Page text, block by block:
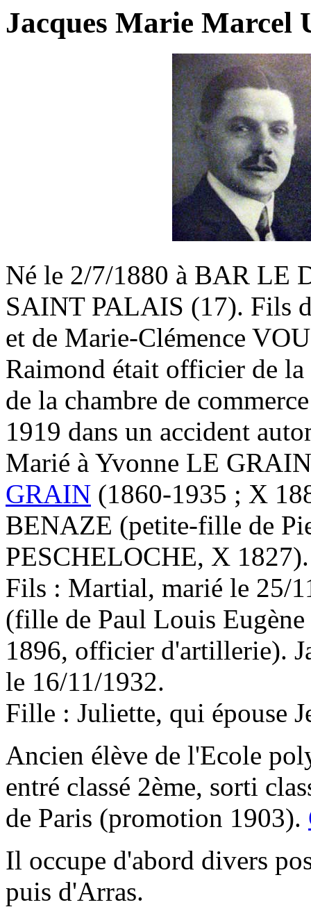
Jacques Marie Marcel
Né le 2/7/1880 à BAR LE
SAINT PALAIS (17). Fils
et de Marie-Clémence
Raimond était officier de
de la chambre de
1919 dans un accident
Marié à Yvonne LE
GRAIN (1860-1935 ; X
BENAZE (petite-fille de
PESCHELOCHE, X 1827).
Fils : Martial, marié le 25/
(fille de Paul Louis
1896, officier d'artillerie).
le 16/11/1932.
Fille : Juliette, qui épouse
Ancien élève de l'Ecole
entré classé 2ème, sorti
de Paris (promotion 1903).
Il occupe d'abord divers
puis d'Arras.